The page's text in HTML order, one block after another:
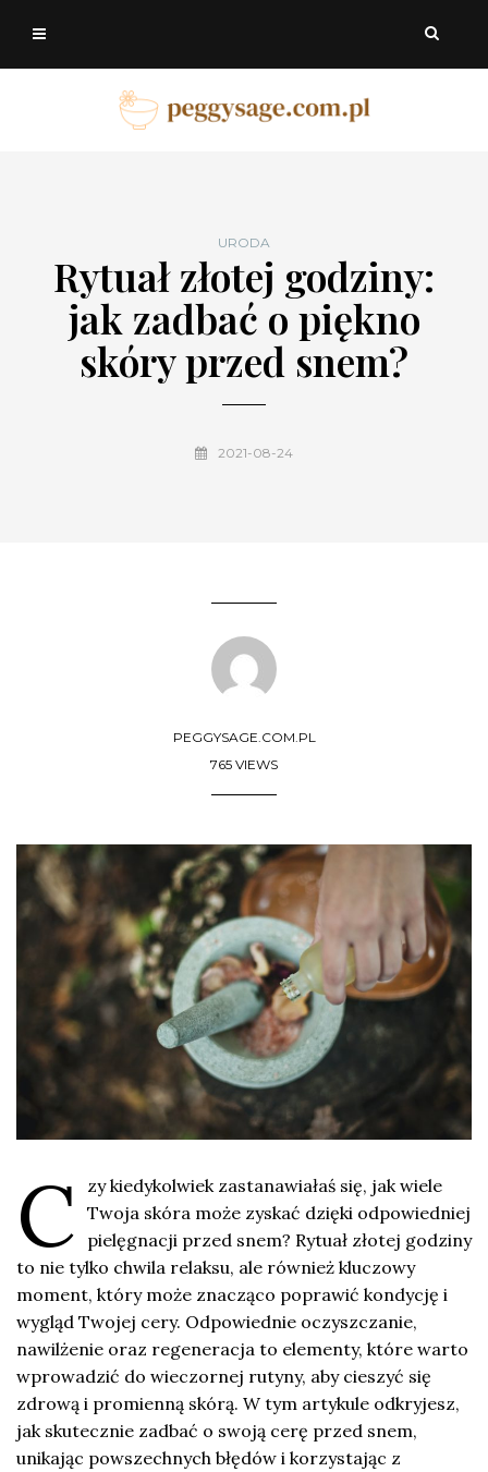
URODA
Rytuał złotej godziny:
jak zadbać o piękno
skóry przed snem?
2021-08-24
PEGGYSAGE.COM.PL
765 VIEWS
C
zy kiedykolwiek zastanawiałaś się, jak wiele
Twoja skóra może zyskać dzięki odpowiedniej
pielęgnacji przed snem? Rytuał złotej godziny
to nie tylko chwila relaksu, ale również kluczowy
moment, który może znacząco poprawić kondycję i
wygląd Twojej cery. Odpowiednie oczyszczanie,
nawilżenie oraz regeneracja to elementy, które warto
wprowadzić do wieczornej rutyny, aby cieszyć się
zdrową i promienną skórą. W tym artykule odkryjesz,
jak skutecznie zadbać o swoją cerę przed snem,
unikając powszechnych błędów i korzystając z